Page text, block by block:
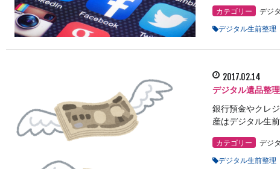
カテゴリー
デジ
デジタル生前整理
2017.02.14
デジタル遺品整
銀行預金やクレ
産はデジタル生
カテゴリー
デジ
デジタル生前整理